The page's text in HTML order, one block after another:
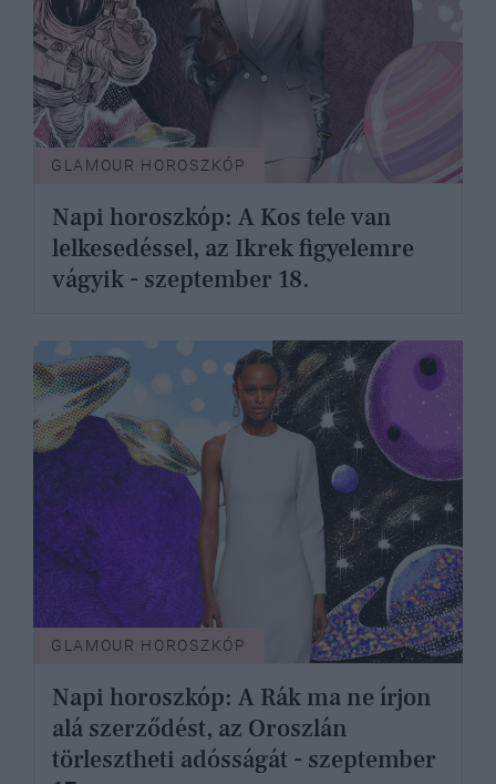
GLAMOUR HOROSZKÓP
Napi horoszkóp: A Kos tele van
lelkesedéssel, az Ikrek figyelemre
vágyik - szeptember 18.
GLAMOUR HOROSZKÓP
Napi horoszkóp: A Rák ma ne írjon
alá szerződést, az Oroszlán
törlesztheti adósságát - szeptember